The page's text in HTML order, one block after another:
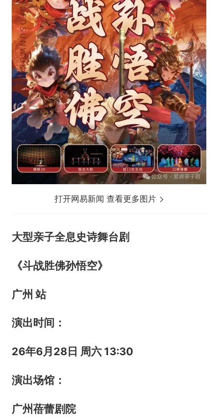
打开网易新闻 查看更多图片
大型亲子全息史诗舞台剧
《斗战胜佛孙悟空》
广州 站
演出时间：
26年6月28日 周六 13:30
演出场馆：
广州蓓蕾剧院